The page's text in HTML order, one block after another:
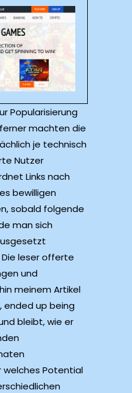
Popularisierung
machten die
je technisch
Nutzer
Links nach
bewilligen
sobald folgende
man sich
leser offerte
und
meinem Artikel
ended up being
bleibt, wie er
Potential